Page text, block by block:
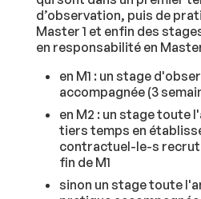
d’observation, puis de
Master 1 et enfin des
en responsabilité en
en M1 : un stage
accompagnée (3
en M2 : un stage toute
tiers temps en
contractuel-le-s
fin de M1
sinon un stage toute